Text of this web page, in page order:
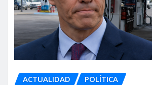
ACTUALIDAD POLÍTICA